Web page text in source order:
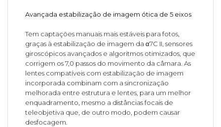
Avançada estabilização de imagem ótica de 5 eixos
Tem captações manuais mais estáveis para fotos,
graças à estabilização de imagem da α7C II, sensores
giroscópicos avançados e algoritmos otimizados, que
corrigem os 7,0 passos do movimento da câmara. As
lentes compatíveis com estabilização de imagem
incorporada combinam com a sincronização
melhorada entre estrutura e lentes, para um melhor
enquadramento, mesmo a distâncias focais de
teleobjetiva que, de outro modo, podem causar
desfocagem.